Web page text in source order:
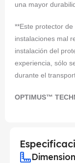
una mayor
**Este protector
instalaciones mal
instalación del
experiencia, sólo
durante el
OPTIMUS™